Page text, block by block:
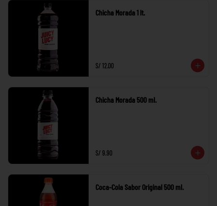
Chicha Morada 1 lt.
S/ 12.00
Chicha Morada 500 ml.
S/ 9.90
Coca-Cola Sabor Original 500 ml.